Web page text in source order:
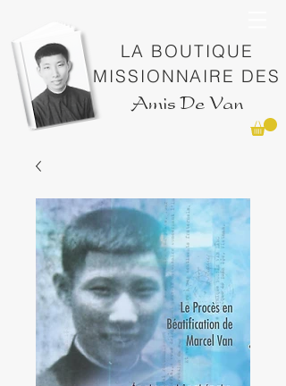
LA BOUTIQUE
MISSIONNAIRE DES
Amis De Van